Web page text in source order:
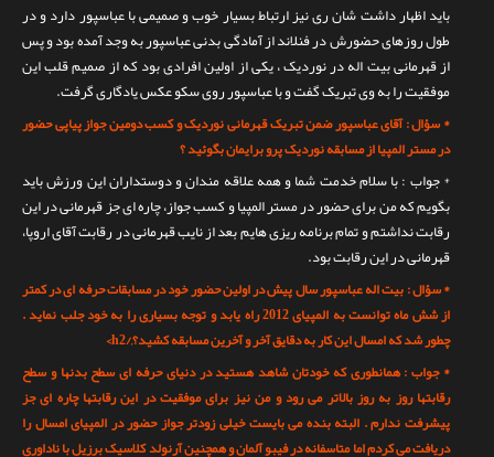
باید اظهار داشت شان ری نیز ارتباط بسیار خوب و صمیمی با عباسپور دارد و در
طول روزهای حضورش در فنلاند از آمادگی بدنی عباسپور به وجد آمده بود و پس
از قهرمانی بیت اله در نوردیک ، یکی از اولین افرادی بود که از صمیم قلب این
موفقیت را به وی تبریک گفت و با عباسپور روی سکو عکس یادگاری گرفت.
* سؤال : آقای عباسپور ضمن تبریک قهرمانی نوردیک و کسب دومین جواز پیاپی حضور
در مستر المپیا از مسابقه نوردیک پرو برایمان بگوئید ؟
* جواب : با سلام خدمت شما و همه علاقه مندان و دوستداران این ورزش باید
بگویم که من برای حضور در مستر المپیا و کسب جواز، چاره ای جز قهرمانی در این
رقابت نداشتم و تمام برنامه ریزی هایم بعد از نایب قهرمانی در رقابت آقای اروپا،
قهرمانی در این رقابت بود.
* سؤال : بیت اله عباسپور سال پیش در اولین حضور خود در مسابقات حرفه ای در کمتر
از شش ماه توانست به المپیای 2012 راه یابد و توجه بسیاری را به خود جلب نماید .
چطور شد که امسال این کار به دقایق آخر و آخرین مسابقه کشید؟,/h2>
* جواب : همانطوری که خودتان شاهد هستید در دنیای حرفه ای سطح بدنها و سطح
رقابتها روز به روز بالاتر می رود و من نیز برای موفقیت در این رقابتها چاره ای جز
پیشرفت ندارم . البته بنده می بایست خیلی زودتر جواز حضور در المپیای امسال را
دریافت می کردم اما متاسفانه در فیبو آلمان و همچنین آرنولد کلاسیک برزیل با ناداوری